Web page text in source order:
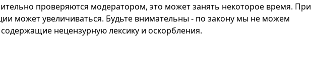
проверяются модератором, это может занять некоторое время. При
может увеличиваться. Будьте внимательны - по закону мы не можем
нецензурную лексику и оскорбления.